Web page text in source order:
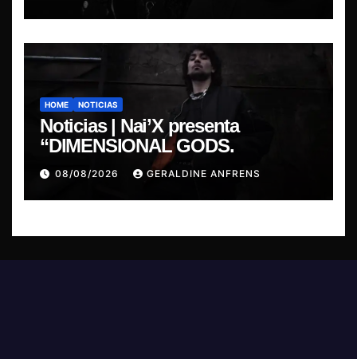
HOME NOTICIAS
Noticias | Nai’X presenta
“DIMENSIONAL GODS.
08/08/2026 GERALDINE ANFRENS